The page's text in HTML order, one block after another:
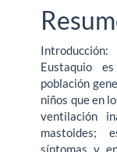
Eustaquio
población
niños que en
ventilación
mastoides;
síntomas y